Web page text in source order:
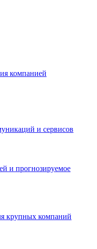
компанией
и сервисов
и прогнозируемое
крупных компаний